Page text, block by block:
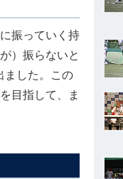
振っていく持
）振らないと
ました。この
目指して、ま